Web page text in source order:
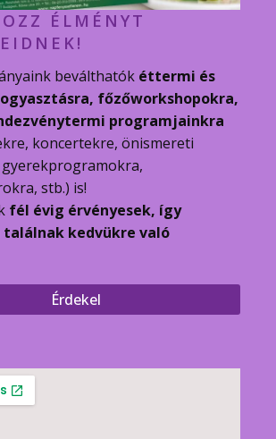
ÉLMÉNYT
beválthatók éttermi és
főzőworkshopokra,
programjainkra
koncertekre, önismereti
stb.) is!
fél évig érvényesek, így
kedvükre való
Érdekel